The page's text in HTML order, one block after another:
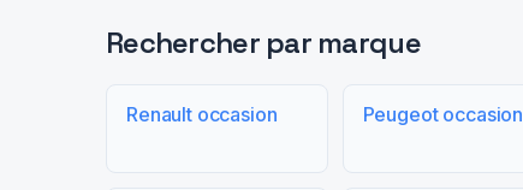
Rechercher par marque
Renault occasion Peugeot occasion